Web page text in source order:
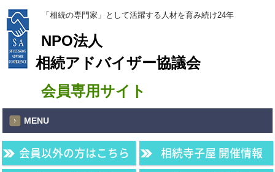
「相続の専門家」として活躍する人材を育み続け24年
NPO法人
相続アドバイザー協議会
会員専用サイト
MENU
会員以外の方はこちら
相続寺子屋 開催情報